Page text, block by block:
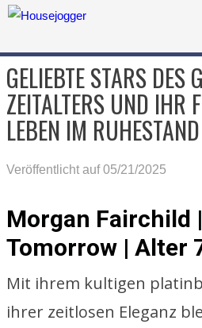
GELIEBTE STARS DES
ZEITALTERS UND IHR
LEBEN IM RUHESTAND
Veröffentlicht auf 05/21/2025
Morgan Fairchild
Tomorrow | Alter
Mit ihrem kultigen
ihrer zeitlosen Eleganz